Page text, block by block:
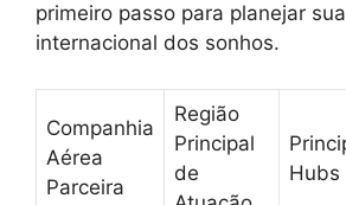
primeiro passo para planejar
internacional dos sonhos.
Companhia
Aérea
Parceira
Região
Principal
de
Hubs